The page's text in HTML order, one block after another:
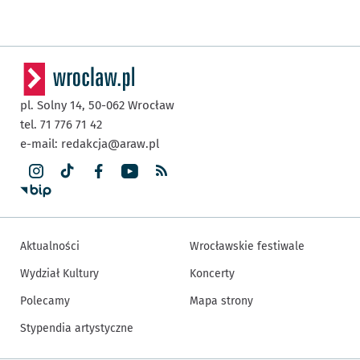
pl. Solny 14, 50-062 Wrocław
tel. 71 776 71 42
e-mail: redakcja@araw.pl
Aktualności
Wydział Kultury
Polecamy
Stypendia artystyczne
Wrocławskie festiwale
Koncerty
Mapa strony